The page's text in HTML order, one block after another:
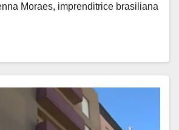
Moraes, imprenditrice brasiliana